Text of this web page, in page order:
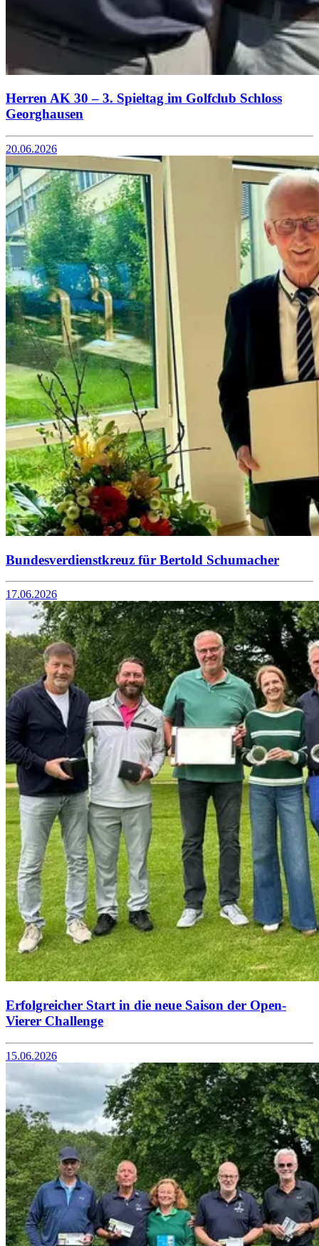
Herren AK 30 – 3. Spieltag im Golfclub Schloss
Georghausen
20.06.2026
Bundesverdienstkreuz für Bertold Schumacher
17.06.2026
Erfolgreicher Start in die neue Saison der Open-
Vierer Challenge
15.06.2026